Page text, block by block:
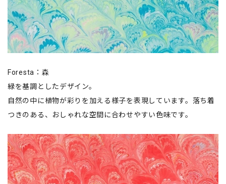
Foresta：森
緑を基調としたデザイン。
自然の中に植物が彩りを加える様子を表現しています。落ち着
つきのある、おしゃれな空間に合わせやすい色味です。